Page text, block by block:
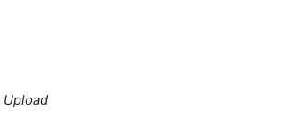
Upload